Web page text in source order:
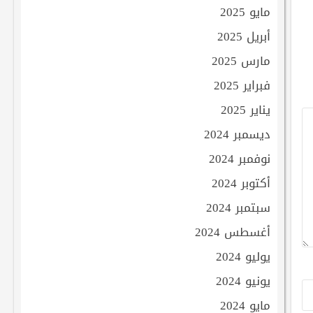
مايو 2025
أبريل 2025
مارس 2025
فبراير 2025
يناير 2025
ديسمبر 2024
نوفمبر 2024
أكتوبر 2024
سبتمبر 2024
أغسطس 2024
يوليو 2024
يونيو 2024
مايو 2024